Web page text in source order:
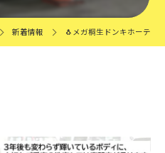
新着情報 🐧メガ桐生ドンキホーテ